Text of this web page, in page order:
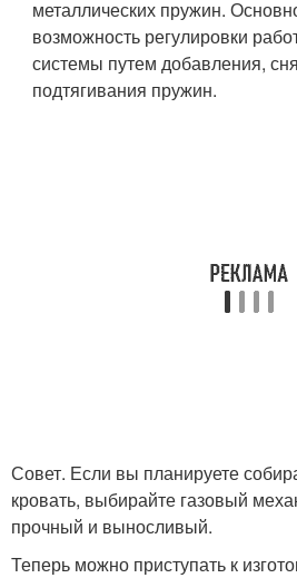
металлических пружин.
возможность регулировки
системы путем добавления,
подтягивания пружин.
Совет. Если вы планируете
кровать, выбирайте газовый
прочный и выносливый.
Теперь можно приступать к